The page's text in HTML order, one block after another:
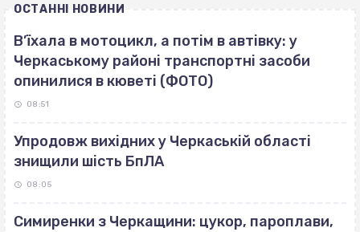
ОСТАННІ НОВИНИ
В’їхала в мотоцикл, а потім в автівку: у
Черкаському районі транспортні засоби
опинилися в кюветі (ФОТО)
08:51
Упродовж вихідних у Черкаській області
знищили шість БпЛА
08:05
Симиренки з Черкащини: цукор, пароплави,